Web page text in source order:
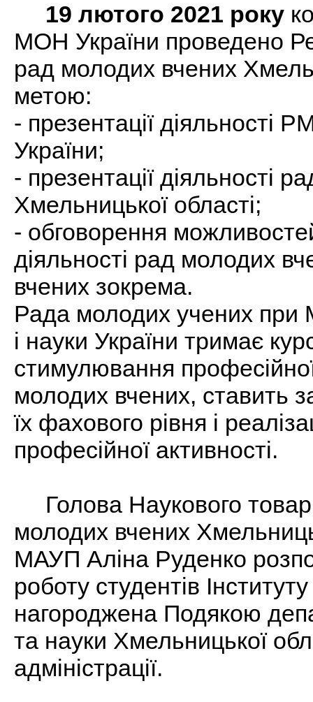
19 лютого 2021 року
МОН України проведено
рад молодих вчених
метою:
- презентації діяльності
України;
- презентації діяльності
Хмельницької області;
- обговорення
діяльності рад молодих
вчених зокрема.
Рада молодих учених при
і науки України тримає
стимулювання
молодих вчених, ставить
їх фахового рівня і
професійної активності.
Голова Наукового
молодих вчених
МАУП Аліна Руденко
роботу студентів
нагороджена Подякою
та науки Хмельницької
адміністрації.